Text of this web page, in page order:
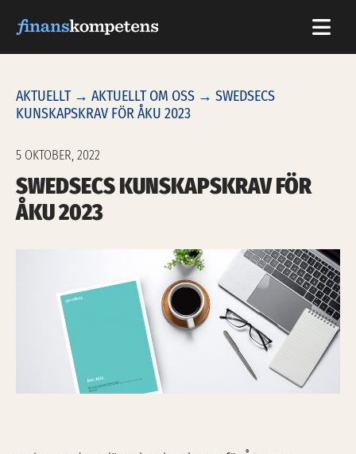
AKTUELLT→ AKTUELLT OM OSS → SWEDSECS
KUNSKAPSKRAV FÖR ÅKU 2023
5 OKTOBER, 2022
SWEDSECS KUNSKAPSKRAV FÖR
ÅKU 2023